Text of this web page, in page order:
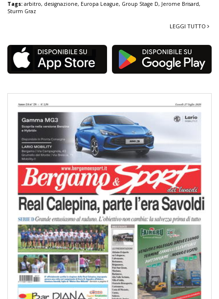
Tags: arbitro, designazione, Europa League, Group Stage D, Jerome Brisard,
Sturm Graz
LEGGI TUTTO